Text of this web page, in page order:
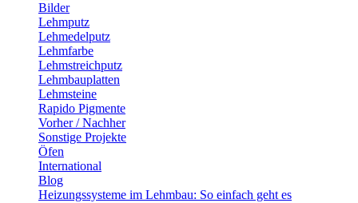
Bilder
Lehmputz
Lehmedelputz
Lehmfarbe
Lehmstreichputz
Lehmbauplatten
Lehmsteine
Rapido Pigmente
Vorher / Nachher
Sonstige Projekte
Öfen
International
Blog
Heizungssysteme im Lehmbau: So einfach geht es